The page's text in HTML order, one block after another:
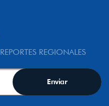
REPORTES REGIONALES